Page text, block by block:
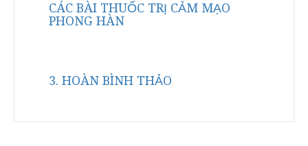
CÁC BÀI THUỐC TRỊ CẢM MẠO
PHONG HÀN
3. HOÀN BÌNH THẢO